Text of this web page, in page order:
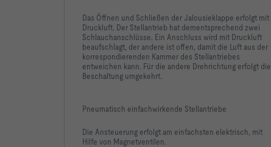
Das Öffnen und Schließen der Jalousieklappe erfolgt mit
Druckluft. Der Stellantrieb hat dementsprechend zwei
Schlauchanschlüsse. Ein Anschluss wird mit Druckluft
beaufschlagt, der andere ist offen, damit die Luft aus der
korrespondierenden Kammer des Stellantriebes
entweichen kann. Für die andere Drehrichtung erfolgt die
Beschaltung umgekehrt.
Pneumatisch einfachwirkende Stellantriebe
Die Ansteuerung erfolgt am einfachsten elektrisch, mit
Hilfe von Magnetventilen.